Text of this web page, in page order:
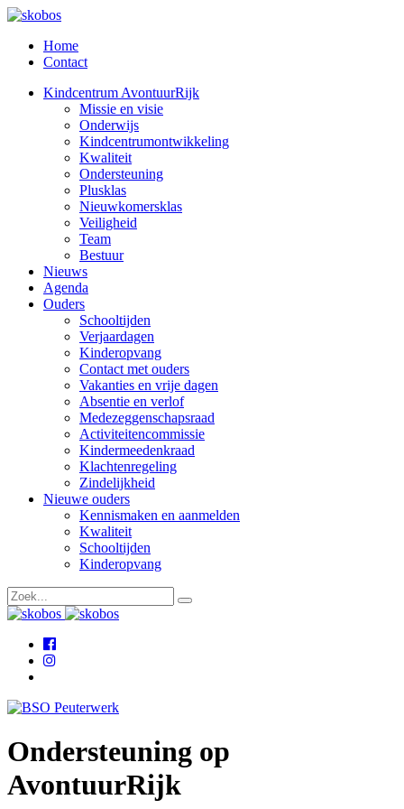
Home
Contact
Kindcentrum AvontuurRijk
Missie en visie
Onderwijs
Kindcentrumontwikkeling
Kwaliteit
Ondersteuning
Plusklas
Nieuwkomersklas
Veiligheid
Team
Bestuur
Nieuws
Agenda
Ouders
Schooltijden
Verjaardagen
Kinderopvang
Contact met ouders
Vakanties en vrije dagen
Absentie en verlof
Medezeggenschapsraad
Activiteitencommissie
Kindermeedenkraad
Klachtenregeling
Zindelijkheid
Nieuwe ouders
Kennismaken en aanmelden
Kwaliteit
Schooltijden
Kinderopvang
Ondersteuning op
AvontuurRijk